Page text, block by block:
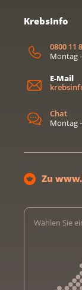
KrebsInfo
0800 11
Montag
E-Mail
Chat
Montag
Zu
Wählen Sie